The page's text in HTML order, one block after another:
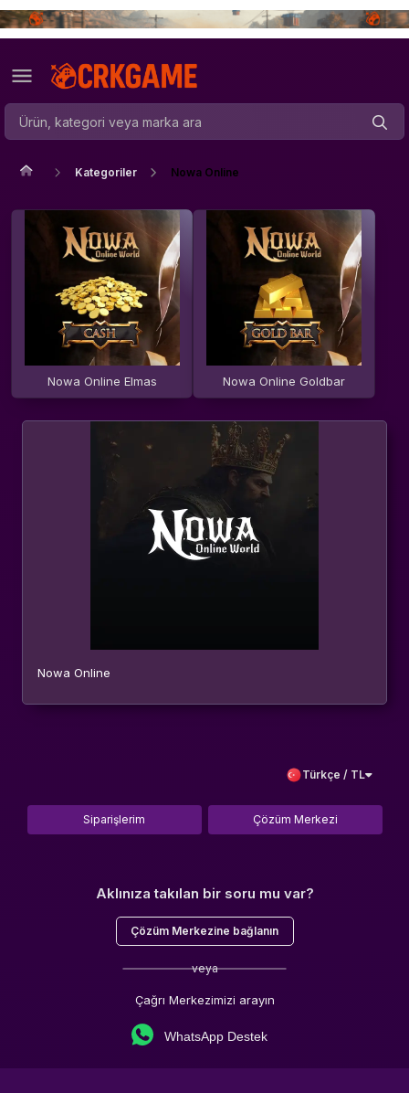
Kategoriler Nowa Online
Nowa Online Elmas Nowa Online Goldbar
Nowa Online
Türkçe / TL
Siparişlerim Çözüm Merkezi
Aklınıza takılan bir soru mu var?
Çözüm Merkezine bağlanın
veya
Çağrı Merkezimizi arayın
WhatsApp Destek